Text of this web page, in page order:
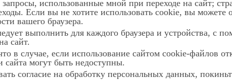
использованные мной при переходе на сайт;
Если вы не хотите использовать cookie, вы можете
вашего браузера.
выполнить для каждого браузера и устройства, с
сайт.
в случае, если использование сайтом cookie-файлов
сайта могут быть недоступны.
согласие на обработку персональных данных,